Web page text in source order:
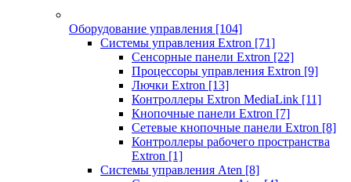
Оборудование управления [104]
Системы управления Extron [71]
Сенсорные панели Extron [22]
Процессоры управления Extron [9]
Лючки Extron [13]
Контроллеры Extron MediaLink [11]
Кнопочные панели Extron [7]
Сетевые кнопочные панели Extron [8]
Контроллеры рабочего пространства
Extron [1]
Системы управления Aten [8]